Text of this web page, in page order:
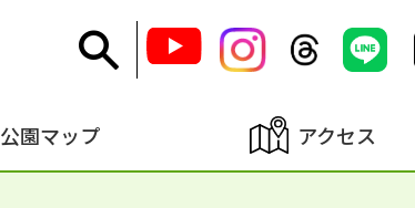
公園マップ アクセス